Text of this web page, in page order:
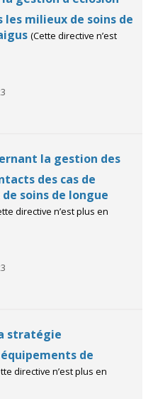
les milieux de soins de
(Cette directive n’est
la gestion des
des cas de
soins de longue
directive n’est plus en
stratégie
de
directive n’est plus en